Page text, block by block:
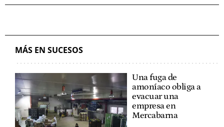
MÁS EN SUCESOS
Una fuga de
amoníaco obliga a
evacuar una
empresa en
Mercabarna